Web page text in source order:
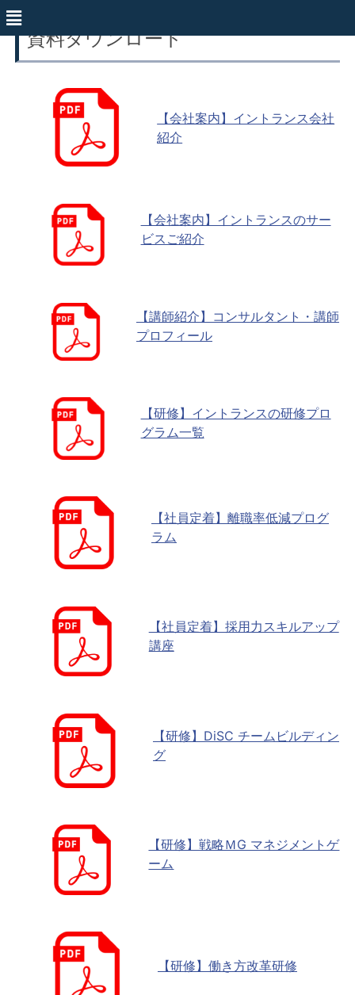
資料ダウンロード
【会社案内】イントランス会社
紹介
【会社案内】イントランスのサー
ビスご紹介
【講師紹介】コンサルタント・講師
プロフィール
【研修】イントランスの研修プロ
グラム一覧
【社員定着】離職率低減プログ
ラム
【社員定着】採用力スキルアップ
講座
【研修】DiSC チームビルディン
グ
【研修】戦略ＭG マネジメントゲ
ーム
【研修】働き方改革研修